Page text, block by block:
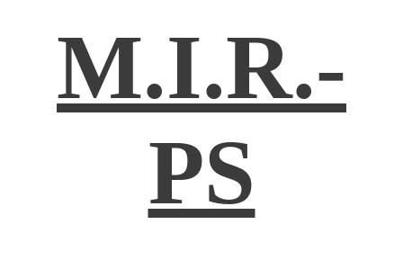
M.I.R.-
PS